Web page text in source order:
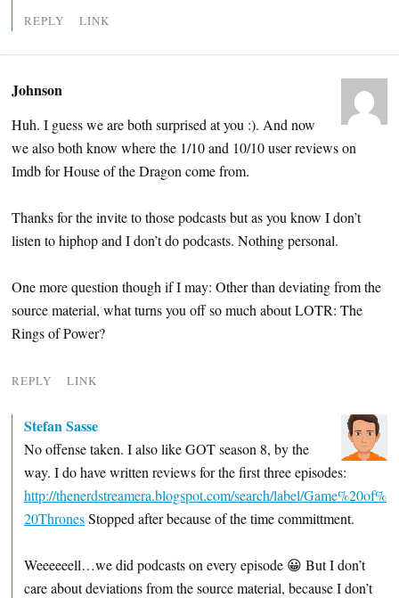
REPLY LINK
Johnson
Huh. I guess we are both surprised at you :). And now
we also both know where the 1/10 and 10/10 user reviews on
Imdb for House of the Dragon come from.
Thanks for the invite to those podcasts but as you know I don’t
listen to hiphop and I don’t do podcasts. Nothing personal.
One more question though if I may: Other than deviating from the
source material, what turns you off so much about LOTR: The
Rings of Power?
REPLY LINK
Stefan Sasse
No offense taken. I also like GOT season 8, by the
way. I do have written reviews for the first three episodes:
http://thenerdstreamera.blogspot.com/search/label/Game%20of%
20ThronesStopped after because of the time committment.
Weeeeeell…we did podcasts on every episode 😀 But I don’t
care about deviations from the source material, because I don’t